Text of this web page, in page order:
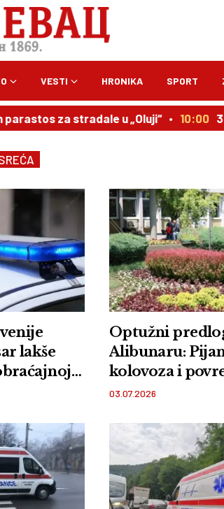
VESTI HRONIKA SPORT
za stradale u „Oluji“ 10:00 3.
lakše
Optužni
Alibunaru:
kolovoza i
suvozača
03.07.2026